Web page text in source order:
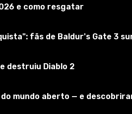
Pequeno, mas muito legal.
modo necessário para
"Inscrever".
extraí-lo em
e como resgatar
fãs de Baldur's Gate 3
destruiu Diablo 2
mundo aberto — e